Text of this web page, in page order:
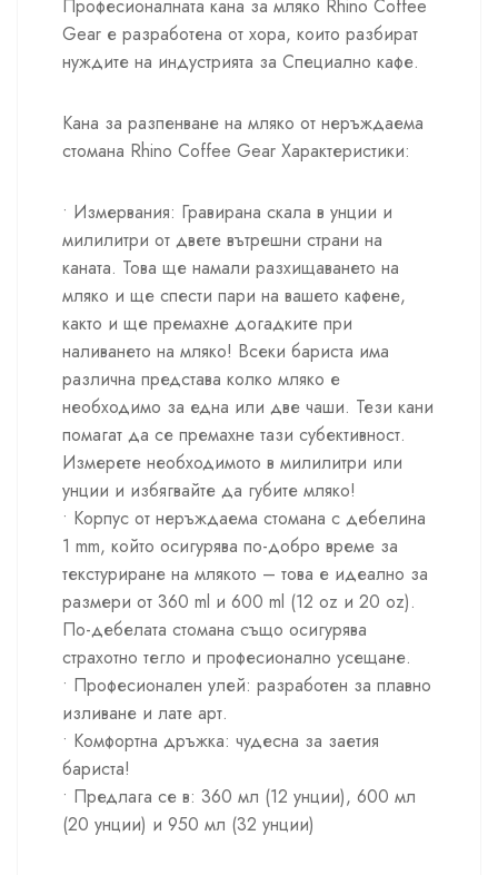
Професионалната кана за мляко Rhino Coffee
Gear е разработена от хора, които разбират
нуждите на индустрията за Специално кафе.
Кана за разпенване на мляко от неръждаема
стомана Rhino Coffee Gear Характеристики:
• Измервания: Гравирана скала в унции и
милилитри от двете вътрешни страни на
каната. Това ще намали разхищаването на
мляко и ще спести пари на вашето кафене,
както и ще премахне догадките при
наливането на мляко! Всеки бариста има
различна представа колко мляко е
необходимо за една или две чаши. Тези кани
помагат да се премахне тази субективност.
Измерете необходимото в милилитри или
унции и избягвайте да губите мляко!
• Корпус от неръждаема стомана с дебелина
1 mm, който осигурява по-добро време за
текстуриране на млякото – това е идеално за
размери от 360 ml и 600 ml (12 oz и 20 oz).
По-дебелата стомана също осигурява
страхотно тегло и професионално усещане.
• Професионален улей: разработен за плавно
изливане и лате арт.
• Комфортна дръжка: чудесна за заетия
бариста!
• Предлага се в: 360 мл (12 унции), 600 мл
(20 унции) и 950 мл (32 унции)